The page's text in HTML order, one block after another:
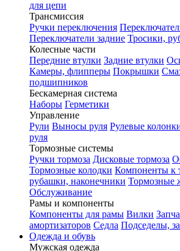
для цепи
Трансмиссия
Ручки переключения
Переключатели задние Тросики,
Колесные части
Передние втулки Задние втулки
Камеры, флипперы Покрышки
подшипников
Бескамерная система
Наборы Герметики
Управление
Рули Выносы руля Рулевые
руля
Тормозные системы
Ручки тормоза Дисковые тормоза
Тормозные колодки Компоненты к
рубашки, наконечники Тормозные
Обслуживание
Рамы и компоненты
Компоненты для рамы Вилки
амортизаторов Седла Подседелы,
Одежда и обувь
Мужская одежда